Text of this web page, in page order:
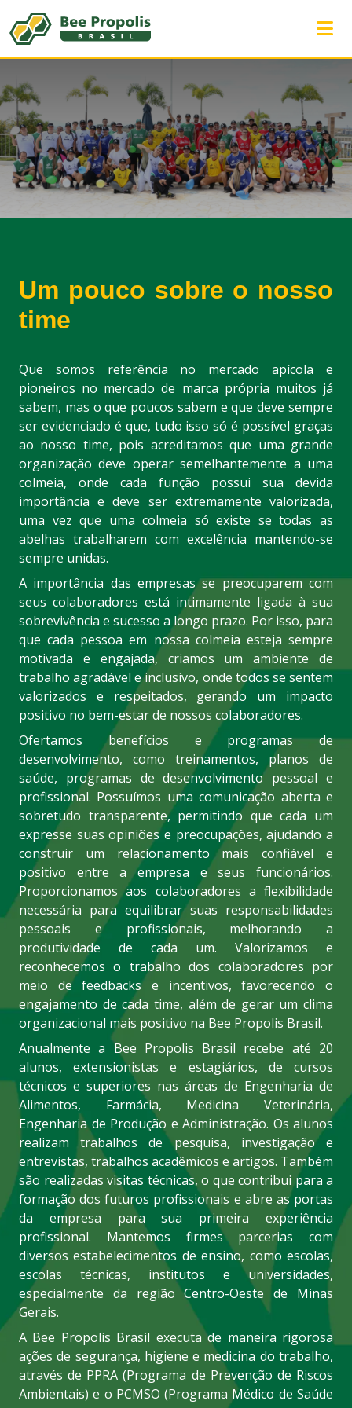
Um pouco sobre o nosso
time
Que somos referência no mercado apícola e
pioneiros no mercado de marca própria muitos já
sabem, mas o que poucos sabem e que deve sempre
ser evidenciado é que, tudo isso só é possível graças
ao nosso time, pois acreditamos que uma grande
organização deve operar semelhantemente a uma
colmeia, onde cada função possui sua devida
importância e deve ser extremamente valorizada,
uma vez que uma colmeia só existe se todas as
abelhas trabalharem com excelência mantendo-se
sempre unidas.
A importância das empresas se preocuparem com
seus colaboradores está intimamente ligada à sua
sobrevivência e sucesso a longo prazo. Por isso, para
que cada pessoa em nossa colmeia esteja sempre
motivada e engajada, criamos um ambiente de
trabalho agradável e inclusivo, onde todos se sentem
valorizados e respeitados, gerando um impacto
positivo no bem-estar de nossos colaboradores.
Ofertamos benefícios e programas de
desenvolvimento, como treinamentos, planos de
saúde, programas de desenvolvimento pessoal e
profissional. Possuímos uma comunicação aberta e
sobretudo transparente, permitindo que cada um
expresse suas opiniões e preocupações, ajudando a
construir um relacionamento mais confiável e
positivo entre a empresa e seus funcionários.
Proporcionamos aos colaboradores a flexibilidade
necessária para equilibrar suas responsabilidades
pessoais e profissionais, melhorando a
produtividade de cada um. Valorizamos e
reconhecemos o trabalho dos colaboradores por
meio de feedbacks e incentivos, favorecendo o
engajamento de cada time, além de gerar um clima
organizacional mais positivo na Bee Propolis Brasil.
Anualmente a Bee Propolis Brasil recebe até 20
alunos, extensionistas e estagiários, de cursos
técnicos e superiores nas áreas de Engenharia de
Alimentos, Farmácia, Medicina Veterinária,
Engenharia de Produção e Administração. Os alunos
realizam trabalhos de pesquisa, investigação e
entrevistas, trabalhos acadêmicos e artigos. Também
são realizadas visitas técnicas, o que contribui para a
formação dos futuros profissionais e abre as portas
da empresa para sua primeira experiência
profissional. Mantemos firmes parcerias com
diversos estabelecimentos de ensino, como escolas,
escolas técnicas, institutos e universidades,
especialmente da região Centro-Oeste de Minas
Gerais.
A Bee Propolis Brasil executa de maneira rigorosa
ações de segurança, higiene e medicina do trabalho,
através de PPRA (Programa de Prevenção de Riscos
Ambientais) e o PCMSO (Programa Médico de Saúde